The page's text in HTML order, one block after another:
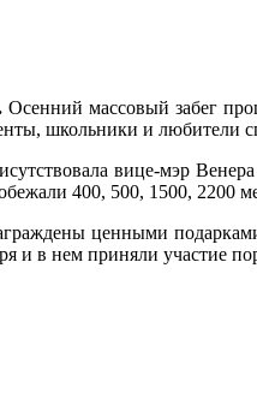
Осенний массовый забег
школьники и любители
вице-мэр
400, 500, 1500, 2200
ценными
и в нем приняли участие